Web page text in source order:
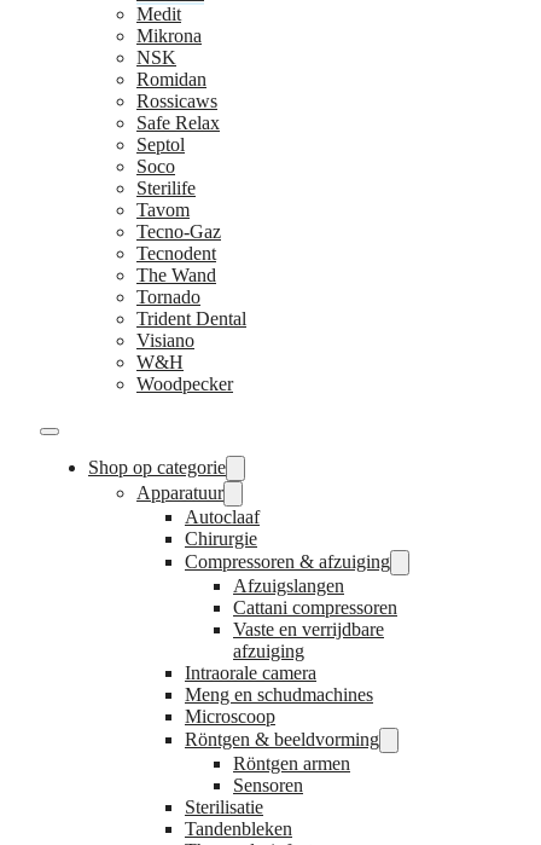
Medit
Mikrona
NSK
Romidan
Rossicaws
Safe Relax
Septol
Soco
Sterilife
Tavom
Tecno-Gaz
Tecnodent
The Wand
Tornado
Trident Dental
Visiano
W&H
Woodpecker
Shop op categorie
Apparatuur
Autoclaaf
Chirurgie
Compressoren & afzuiging
Afzuigslangen
Cattani compressoren
Vaste en verrijdbare
afzuiging
Intraorale camera
Meng en schudmachines
Microscoop
Röntgen & beeldvorming
Röntgen armen
Sensoren
Sterilisatie
Tandenbleken